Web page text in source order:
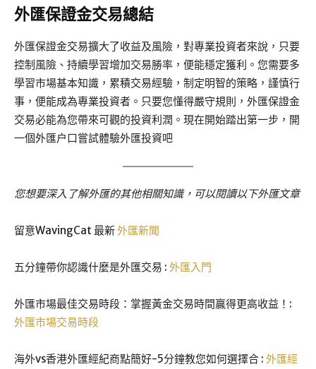
外匯保證金交易總結
外匯保證金交易擴大了收益及風險，對專業投資者來說，只要
控制風險、持續學習增加交易勝率，便能穩定獲利。您需要多
學習市場基本知識，累積交易經驗，制定明智的策略，謹慎行
事，便能成為專業投資者。只要您懂得嚴守規則，外匯保證金
交易必能為您帶來可觀的投資利潤。現在開始踏出第一步，開
一個外匯户口嘗試體驗外匯投資吧
您想要深入了解外匯的其他相關知識，可以閱讀以下外匯文章
留意WavingCat 最新外匯新聞
五分鐘帶你認識什麼是外匯交易 : 外匯入門
外匯市場最佳交易時段：掌握黃金交易時間贏得更高收益！:
外匯市場交易時段
海外vs香港外匯經紀商點簡好-5分鐘教您如何選擇合 : 外匯經